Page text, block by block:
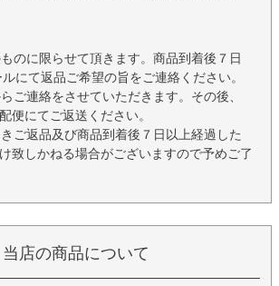
のに限らせて頂きます。商品到着後７日
にて返品ご希望の旨をご連絡ください。
ご連絡をさせていただきます。その後、
便にてご返送ください。
ご返品及び商品到着後７日以上経過した
致しかねる場合がございますので予めご了
当店の商品について